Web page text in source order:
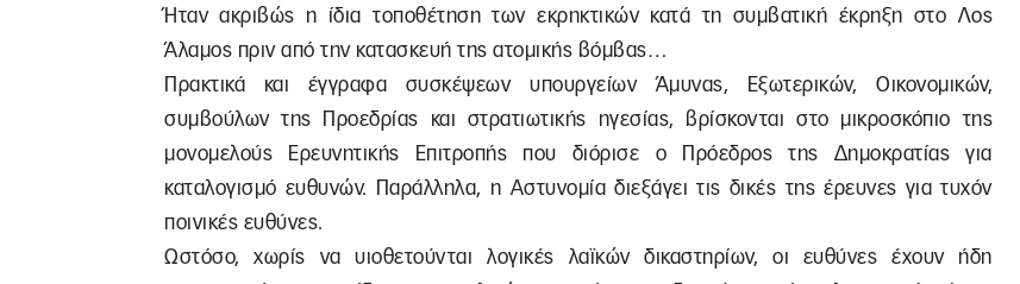
Ήταν ακριβώς η ίδια τοποθέτηση των εκρηκτικών κατά τη συμβατική έκρηξη στο Λος
Άλαμος πριν από την κατασκευή της ατομικής βόμβας…
Πρακτικά και έγγραφα συσκέψεων υπουργείων Άμυνας, Εξωτερικών, Οικονομικών,
συμβούλων της Προεδρίας και στρατιωτικής ηγεσίας, βρίσκονται στο μικροσκόπιο της
μονομελούς Ερευνητικής Επιτροπής που διόρισε ο Πρόεδρος της Δημοκρατίας για
καταλογισμό ευθυνών. Παράλληλα, η Αστυνομία διεξάγει τις δικές της έρευνες για τυχόν
ποινικές ευθύνες.
Ωστόσο, χωρίς να υιοθετούνται λογικές λαϊκών δικαστηρίων, οι ευθύνες έχουν ήδη